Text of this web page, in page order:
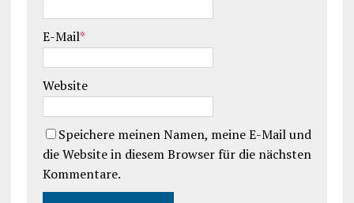
E-Mail*
Website
Speichere meinen Namen, meine E-Mail und
die Website in diesem Browser für die nächsten
Kommentare.